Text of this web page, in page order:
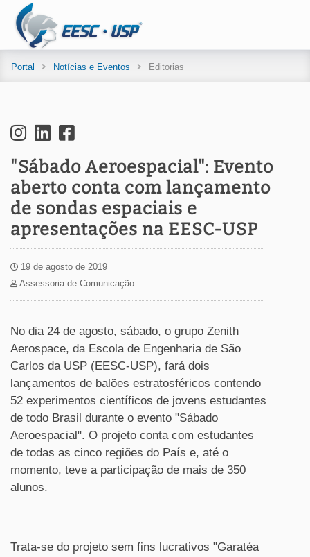
Portal Notícias e Eventos Editorias
"Sábado Aeroespacial": Evento
aberto conta com lançamento
de sondas espaciais e
apresentações na EESC-USP
19 de agosto de 2019
Assessoria de Comunicação
No dia 24 de agosto, sábado, o grupo Zenith
Aerospace, da Escola de Engenharia de São
Carlos da USP (EESC-USP), fará dois
lançamentos de balões estratosféricos contendo
52 experimentos científicos de jovens estudantes
de todo Brasil durante o evento "Sábado
Aeroespacial". O projeto conta com estudantes
de todas as cinco regiões do País e, até o
momento, teve a participação de mais de 350
alunos.
Trata-se do projeto sem fins lucrativos "Garatéa